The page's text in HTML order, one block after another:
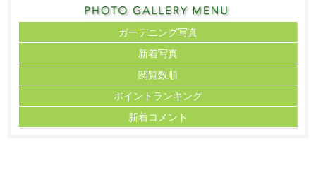
ガーデニング写真
新着写真
閲覧数順
ポイント ランキング
新着コメント